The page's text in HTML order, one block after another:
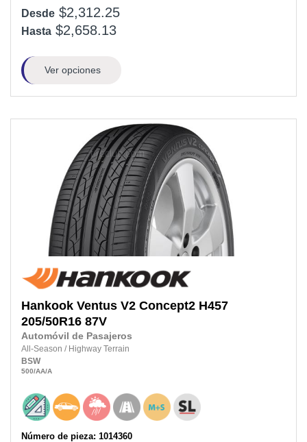
Desde $2,312.25
Hasta $2,658.13
Ver opciones
Hankook Ventus V2 Concept2 H457
205/50R16 87V
Automóvil de Pasajeros
All-Season / Highway Terrain
BSW
500/AA/A
Número de pieza: 1014360